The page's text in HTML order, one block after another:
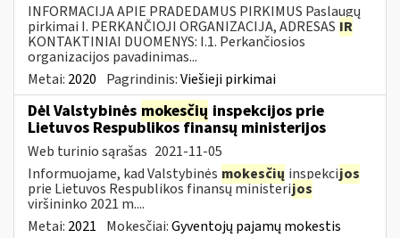
INFORMACIJA APIE PRADEDAMUS PIRKIMUS Paslaugų
pirkimai I. PERKANČIOJI ORGANIZACIJA, ADRESAS IR
KONTAKTINIAI DUOMENYS: I.1. Perkančiosios
organizacijos pavadinimas...
Metai: 2020 Pagrindinis:Viešieji pirkimai
Dėl Valstybinės mokesčių inspekcijos prie
Lietuvos Respublikos finansų ministerijos
Web turinio sąrašas 2021-11-05
Informuojame, kad Valstybinės mokesčių inspekcijos
prie Lietuvos Respublikos finansų ministerijos
viršininko 2021 m....
Metai: 2021 Mokesčiai:Gyventojų pajamų mokestis